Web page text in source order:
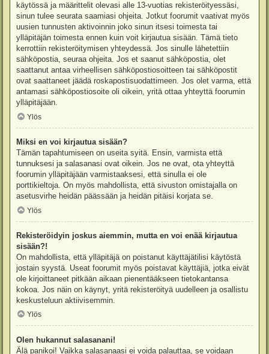
käytössä ja määrittelit olevasi alle 13-vuotias rekisteröityessäsi,
sinun tulee seurata saamiasi ohjeita. Jotkut foorumit vaativat myös
uusien tunnusten aktivoinnin joko sinun itsesi toimesta tai
ylläpitäjän toimesta ennen kuin voit kirjautua sisään. Tämä tieto
kerrottiin rekisteröitymisen yhteydessä. Jos sinulle lähetettiin
sähköpostia, seuraa ohjeita. Jos et saanut sähköpostia, olet
saattanut antaa virheellisen sähköpostiosoitteen tai sähköpostit
ovat saattaneet jäädä roskapostisuodattimeen. Jos olet varma, että
antamasi sähköpostiosoite oli oikein, yritä ottaa yhteyttä foorumin
ylläpitäjään.
Ylös
Miksi en voi kirjautua sisään?
Tämän tapahtumiseen on useita syitä. Ensin, varmista että
tunnuksesi ja salasanasi ovat oikein. Jos ne ovat, ota yhteyttä
foorumin ylläpitäjään varmistaaksesi, että sinulla ei ole
porttikieltoja. On myös mahdollista, että sivuston omistajalla on
asetusvirhe heidän päässään ja heidän pitäisi korjata se.
Ylös
Rekisteröidyin joskus aiemmin, mutta en voi enää kirjautua
sisään?!
On mahdollista, että ylläpitäjä on poistanut käyttäjätilisi käytöstä
jostain syystä. Useat foorumit myös poistavat käyttäjiä, jotka eivät
ole kirjoittaneet pitkään aikaan pienentääkseen tietokantansa
kokoa. Jos näin on käynyt, yritä rekisteröityä uudelleen ja osallistu
keskusteluun aktiivisemmin.
Ylös
Olen hukannut salasanani!
Älä panikoi! Vaikka salasanaasi ei voida palauttaa, se voidaan